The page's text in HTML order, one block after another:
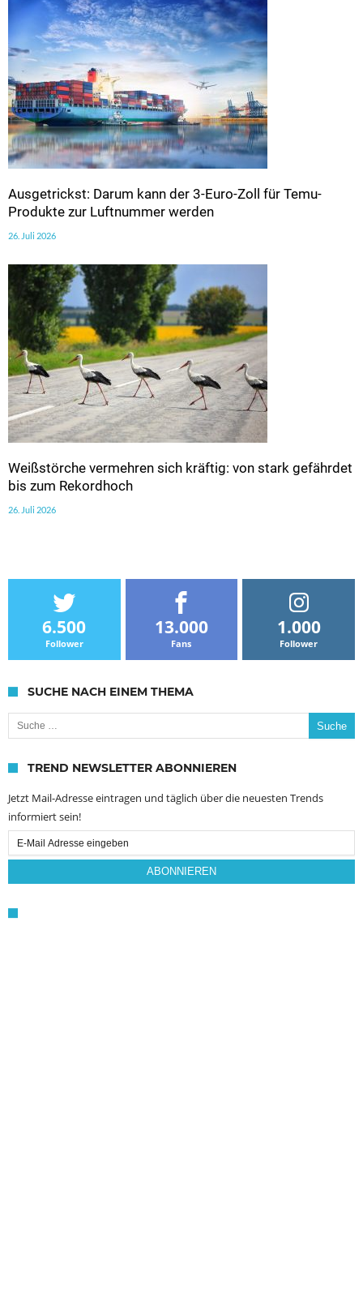
Ausgetrickst: Darum kann der 3-Euro-Zoll für Temu-
Produkte zur Luftnummer werden
26. Juli 2026
Weißstörche vermehren sich kräftig: von stark gefährdet
bis zum Rekordhoch
26. Juli 2026
6.500
Follower
13.000
Fans
1.000
Follower
SUCHE NACH EINEM THEMA
Suche nach:
TREND NEWSLETTER ABONNIEREN
Jetzt Mail-Adresse eintragen und täglich über die neuesten Trends
informiert sein!
Email
Subscription
ABONNIEREN